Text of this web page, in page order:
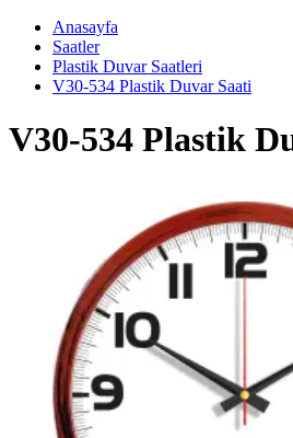
Anasayfa
Saatler
Plastik Duvar Saatleri
V30-534 Plastik Duvar Saati
V30-534 Plastik